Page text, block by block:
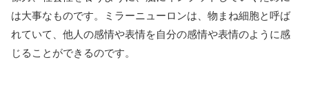
は大事なものです。ミラーニューロンは、物まね細胞と呼ば
れていて、他人の感情や表情を自分の感情や表情のように感
じることができるのです。